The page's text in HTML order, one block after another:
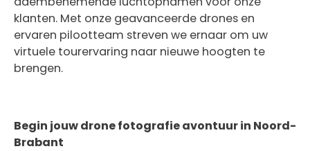
klanten. Met onze geavanceerde drones en
ervaren pilootteam streven we ernaar om uw
virtuele tourervaring naar nieuwe hoogten te
brengen.
Begin jouw drone fotografie avontuur in Noord-
Brabant